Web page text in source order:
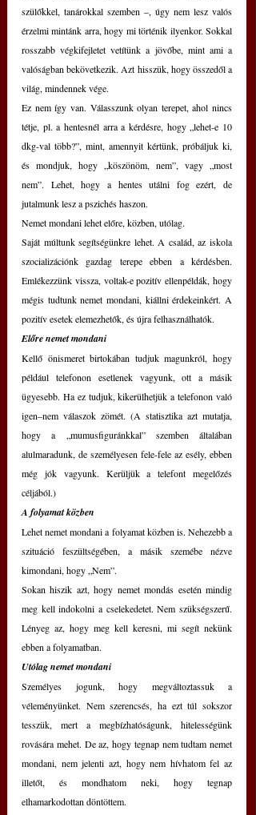
szülőkkel, tanárokkal szemben –, úgy nem lesz valós
érzelmi mintánk arra, hogy mi történik ilyenkor. Sokkal
rosszabb végkifejletet vetítünk a jövőbe, mint ami a
valóságban bekövetkezik. Azt hisszük, hogy összedől a
világ, mindennek vége.
Ez nem így van. Válasszunk olyan terepet, ahol nincs
tétje, pl. a hentesnél arra a kérdésre, hogy „lehet-e 10
dkg-val több?”, mint, amennyit kértünk, próbáljuk ki,
és mondjuk, hogy „köszönöm, nem”, vagy „most
nem”. Lehet, hogy a hentes utálni fog ezért, de
jutalmunk lesz a pszichés haszon.
Nemet mondani lehet előre, közben, utólag.
Saját múltunk segítségünkre lehet. A család, az iskola
szocializációnk gazdag terepe ebben a kérdésben.
Emlékezzünk vissza, voltak-e pozitív ellenpéldák, hogy
mégis tudtunk nemet mondani, kiállni érdekeinkért. A
pozitív esetek elemezhetők, és újra felhasználhatók.
Előre nemet mondani
Kellő önismeret birtokában tudjuk magunkról, hogy
például telefonon esetlenek vagyunk, ott a másik
ügyesebb. Ha ez tudjuk, kikerülhetjük a telefonon való
igen–nem válaszok zömét. (A statisztika azt mutatja,
hogy a „mumusfiguránkkal” szemben általában
alulmaradunk, de személyesen fele-fele az esély, ebben
még jók vagyunk. Kerüljük a telefont megelőzés
céljából.)
A folyamat közben
Lehet nemet mondani a folyamat közben is. Nehezebb a
szituáció feszültségében, a másik szemébe nézve
kimondani, hogy „Nem”.
Sokan hiszik azt, hogy nemet mondás esetén mindig
meg kell indokolni a cselekedetet. Nem szükségszerű.
Lényeg az, hogy meg kell keresni, mi segít nekünk
ebben a folyamatban.
Utólag nemet mondani
Személyes jogunk, hogy megváltoztassuk a
véleményünket. Nem szerencsés, ha ezt túl sokszor
tesszük, mert a megbízhatóságunk, hitelességünk
rovására mehet. De az, hogy tegnap nem tudtam nemet
mondani, nem jelenti azt, hogy nem hívhatom fel az
illetőt, és mondhatom neki, hogy tegnap
elhamarkodottan döntöttem.